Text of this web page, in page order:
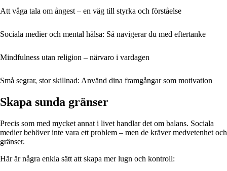
Att våga tala om ångest – en väg till styrka och förståelse
Sociala medier och mental hälsa: Så navigerar du med eftertanke
Mindfulness utan religion – närvaro i vardagen
Små segrar, stor skillnad: Använd dina framgångar som motivation
Skapa sunda gränser
Precis som med mycket annat i livet handlar det om balans. Sociala
medier behöver inte vara ett problem – men de kräver medvetenhet och
gränser.
Här är några enkla sätt att skapa mer lugn och kontroll: